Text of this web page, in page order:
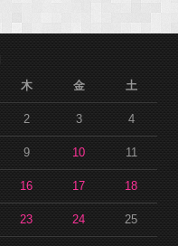
木 金 土
2 3 4
9 10 11
16 17 18
23 24 25